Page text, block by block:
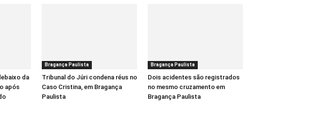
da
após
Bragança Paulista
Tribunal do Júri condena réus no
Caso Cristina, em Bragança
Paulista
Bragança Paulista
Dois acidentes são registrados
no mesmo cruzamento em
Bragança Paulista